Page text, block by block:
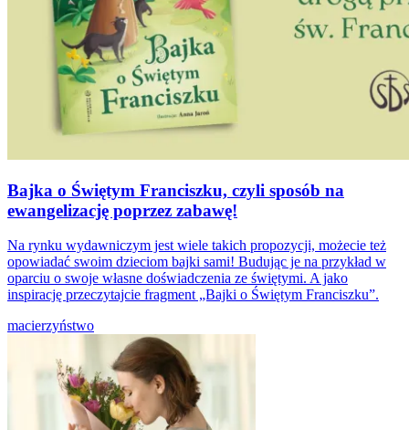
Bajka o Świętym Franciszku, czyli sposób na
ewangelizację poprzez zabawę!
Na rynku wydawniczym jest wiele takich propozycji, możecie też
opowiadać swoim dzieciom bajki sami! Budując je na przykład w
oparciu o swoje własne doświadczenia ze świętymi. A jako
inspirację przeczytajcie fragment „Bajki o Świętym Franciszku”.
macierzyństwo